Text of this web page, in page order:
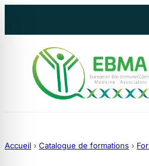
contenu
Accueil › Catalogue de formations ›